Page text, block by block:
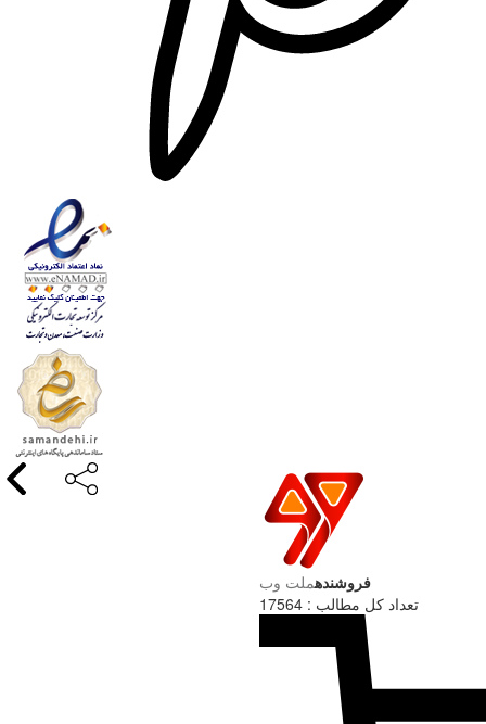
فروشندهملت وب
تعداد کل مطالب : 17564